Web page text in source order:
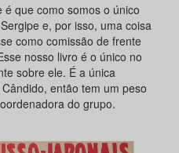
é que como somos o único
e, por isso, uma coisa
como comissão de frente
nosso livro é o único no
sobre ele. É a única
então tem um peso
do grupo.